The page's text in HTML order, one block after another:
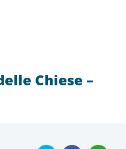
Chiese –